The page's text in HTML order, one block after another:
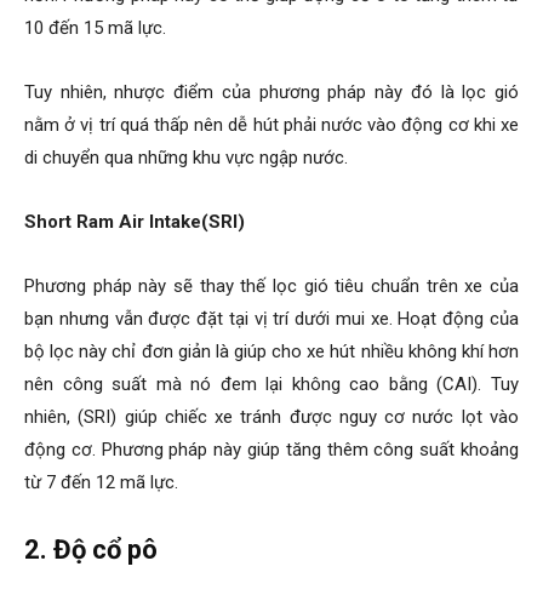
Cold Air Intake sẽ thay thế vị trí đặt lọc gió xuống dưới hốc
tránh xa nhiệt độ cao dưới nắp capo dẫn đến không khí được
nạp vào động cơ có nhiệt độ thấp hơn và có mật độ oxy cao
hơn. Phương pháp này có thể giúp động cơ ô tô tăng thêm từ
nằm ở vị trí quá thấp nên dễ hút phải nước vào động cơ khi xe
di chuyển qua những khu vực ngập nước.
Short Ram Air Intake(SRI)
Phương pháp này sẽ thay thế lọc gió tiêu chuẩn trên xe của
bạn nhưng vẫn được đặt tại vị trí dưới mui xe. Hoạt động của
nên công suất mà nó đem lại không cao bằng (CAI). Tuy
nhiên, (SRI) giúp chiếc xe tránh được nguy cơ nước lọt vào